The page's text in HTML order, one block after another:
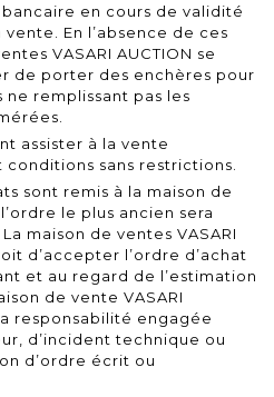
en cours de validité
En l’absence de ces
VASARI AUCTION se
de porter des enchères pour
remplissant pas les
assister à la vente
sans restrictions.
sont remis à la maison de
le plus ancien sera
maison de ventes VASARI
d’accepter l’ordre d’achat
et au regard de l’estimation
de vente VASARI
responsabilité engagée
d’incident technique ou
d’ordre écrit ou